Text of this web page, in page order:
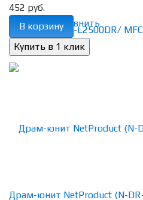
избранное сравнить
452 руб.
В корзину
Драм-юнит NetProduct (N-